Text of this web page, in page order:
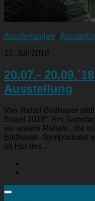
Ausstellungen /
12. Juli 2018
20.07.-
Ausstellung
Vier Relief-Bildhauer
Board 2018“ Am
wir unsere Reliefs , die
Bildhauer- Symposiums
im Hof des...